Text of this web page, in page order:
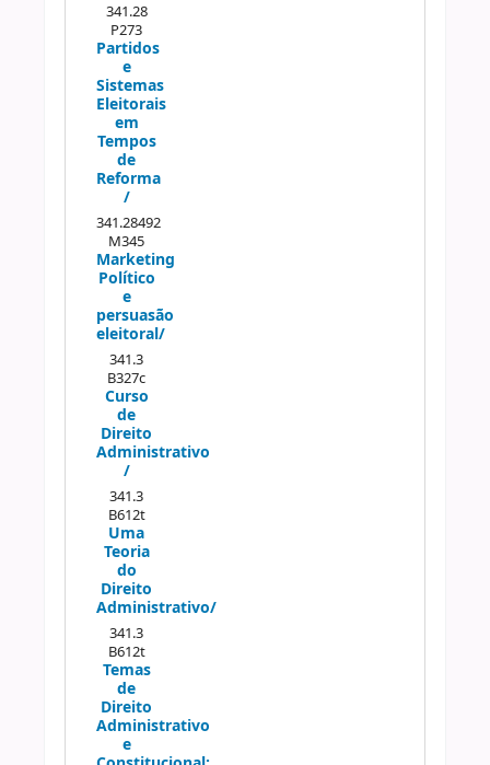
341.28
P273
Partidos
e
Sistemas
Eleitorais
em
Tempos
de
Reforma
/
341.28492
M345
Marketing
Político
e
persuasão
eleitoral/
341.3
B327c
Curso
de
Direito
Administrativo
/
341.3
B612t
Uma
Teoria
do
Direito
Administrativo/
341.3
B612t
Temas
de
Direito
Administrativo
e